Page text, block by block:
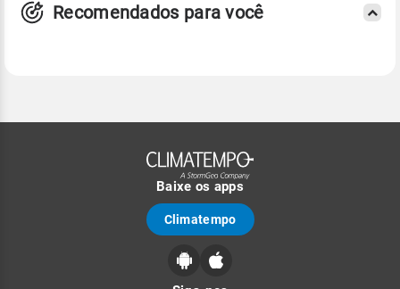
Recomendados para você
Baixe os apps
Climatempo